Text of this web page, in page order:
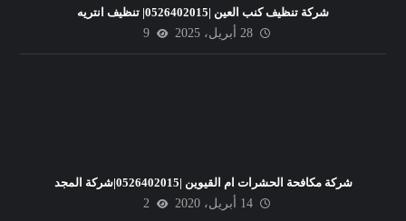
شركة تنظيف كنب العين |0526402015| تنظيف انتريه
28 أبريل، 2025
9
شركة مكافحة الحشرات ام القيوين |0526402015|شركة المجد
14 أبريل، 2020
2